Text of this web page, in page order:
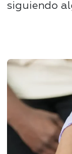
siguiendo